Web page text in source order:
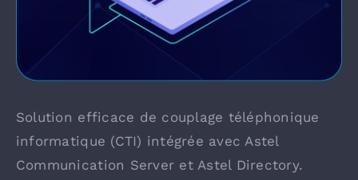
Solution efficace de couplage téléphonique
informatique (CTI) intégrée avec Astel
Communication Server et Astel Directory.